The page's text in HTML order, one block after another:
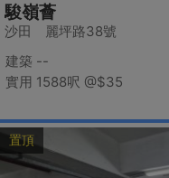
駿嶺薈
沙田 麗坪路38號
建築 --
實用 1588呎 @$35
置頂